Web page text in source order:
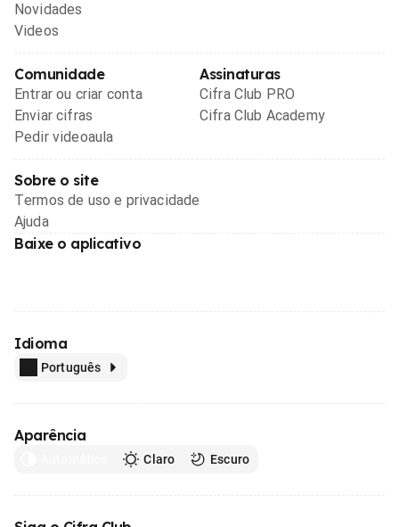
Novidades
Videos
Comunidade
Entrar ou criar conta
Enviar cifras
Pedir videoaula
Assinaturas
Cifra Club PRO
Cifra Club Academy
Sobre o site
Termos de uso e privacidade
Ajuda
Baixe o aplicativo
Idioma
Português
Aparência
Claro Escuro